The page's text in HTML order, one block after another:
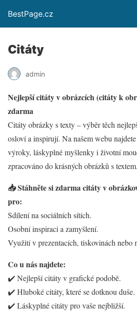
BestPage.cz
Citáty
admin
Nejlepší citáty v obrázcích (citáty k
zdarma
Citáty obrázky s texty – výběr těch
osloví a inspirují. Na našem webu
výroky, láskyplné myšlenky i životní
zpracováno do krásných obrázků s textem.
📥 Stáhněte si zdarma citáty v
pro:
Sdílení na sociálních sítích.
Osobní inspiraci a zamyšlení.
Využití v prezentacích, tiskovinách nebo
Co u nás najdete:
✔️ Nejlepší citáty v grafické podobě.
✔️ Hluboké citáty, které se dotknou duše.
✔️ Láskyplné citáty pro vaše nejbližší.